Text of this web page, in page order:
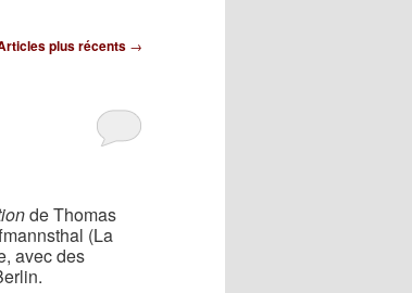
plus récents →
de Thomas
(La
avec des